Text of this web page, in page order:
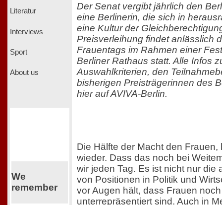
Literatur
Interviews
Sport
About us
We
remember
Der Senat vergibt jährlich den
eine Berlinerin, die sich in
eine Kultur der
Preisverleihung findet anlässlich
Frauentags im Rahmen einer
Berliner Rathaus statt. Alle Infos
Auswahlkriterien, den
bisherigen Preisträgerinnen des
hier auf AVIVA-Berlin.
Die Hälfte der Macht den Frauen,
wieder. Dass das noch bei
wir jeden Tag. Es ist nicht nur die
von Positionen in Politik und
vor Augen hält, dass Frauen
unterrepräsentiert sind. Auch in